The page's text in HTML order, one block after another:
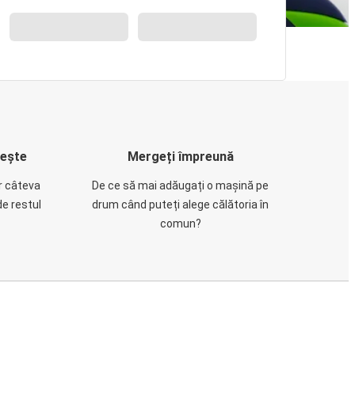
câteva
restul
Mergeți împreună
De ce să mai adăugați o mașină pe
drum când puteți alege călătoria în
comun?